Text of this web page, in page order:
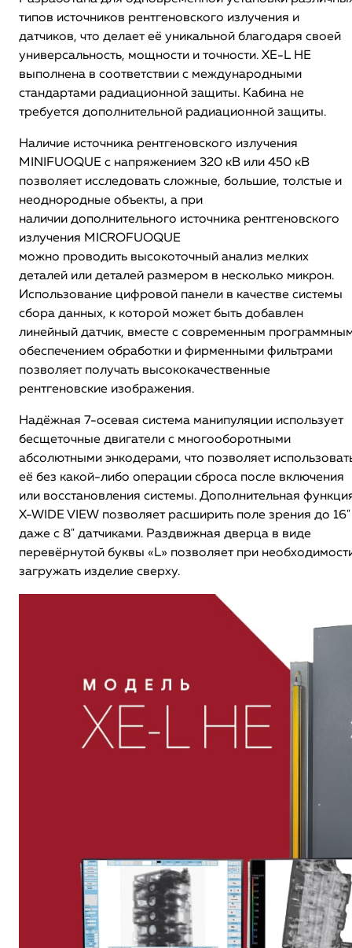
типов источников рентгеновского излучения и
датчиков, что делает её уникальной благодаря своей
универсальность, мощности и точности. XE-L HE
выполнена в соответствии с международными
стандартами радиационной защиты. Кабина не
требуется дополнительной радиационной защиты.
Наличие источника рентгеновского излучения
MINIFUOQUE с напряжением 320 кВ или 450 кВ
позволяет исследовать сложные, большие, толстые и
неоднородные объекты, а при
наличии дополнительного источника рентгеновского
излучения MICROFUOQUE
можно проводить высокоточный анализ мелких
деталей или деталей размером в несколько микрон.
Использование цифровой панели в качестве системы
сбора данных, к которой может быть добавлен
линейный датчик, вместе с современным
обеспечением обработки и фирменными фильтрами
позволяет получать высококачественные
рентгеновские изображения.
Надёжная 7-осевая система манипуляции использует
бесщеточные двигатели с многооборотными
абсолютными энкодерами, что позволяет
её без какой-либо операции сброса после включения
или восстановления системы. Дополнительная
X-WIDE VIEW позволяет расширить поле зрения до 16"
даже с 8" датчиками. Раздвижная дверца в виде
перевёрнутой буквы «L» позволяет при
загружать изделие сверху.